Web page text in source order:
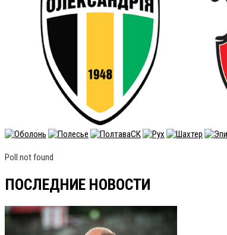
Poll not found
ПОСЛЕДНИЕ НОВОСТИ